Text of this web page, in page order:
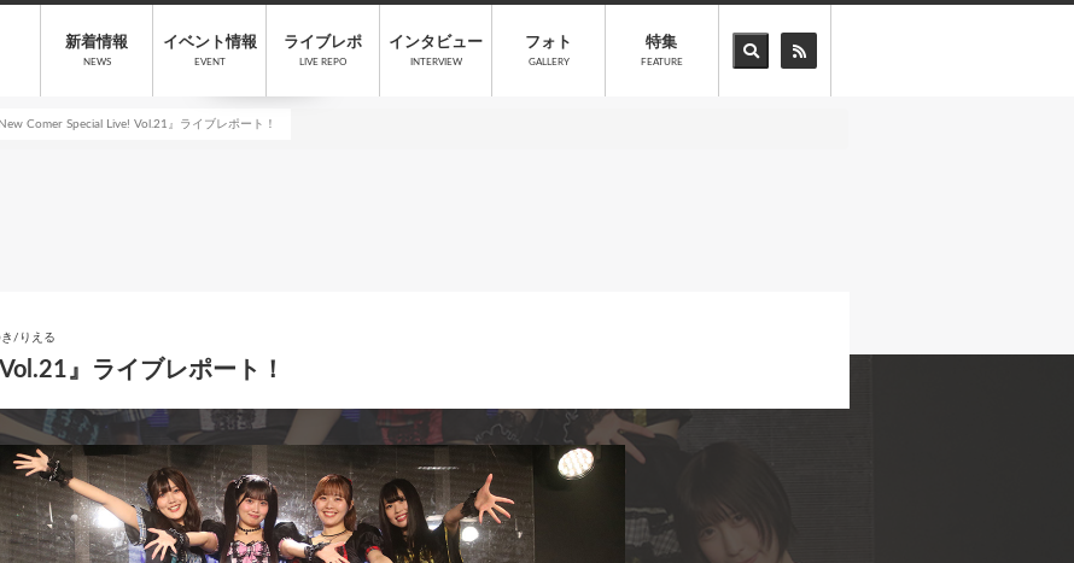
新着情報
NEWS
イベント情報
EVENT
ライブレポ
LIVE REPO
インタビュー
INTERVIEW
フォト
GALLERY
特集
FEATURE
New Comer Special Live! Vol.21』ライブレポート！
/りえる
』ライブレポート！